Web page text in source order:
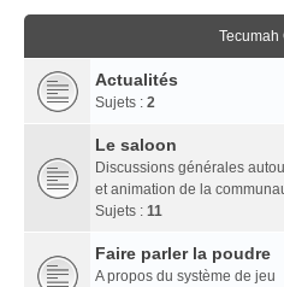
Tecumah
Actualités
Sujets : 2
Le saloon
Discussions générales
et animation de la
Sujets : 11
Faire parler la poudre
A propos du système de jeu